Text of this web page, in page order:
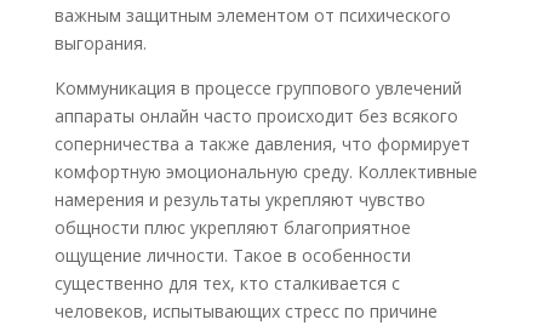
важным защитным элементом от психического
выгорания.
Коммуникация в процессе группового увлечений
аппараты онлайн часто происходит без всякого
соперничества а также давления, что формирует
комфортную эмоциональную среду. Коллективные
намерения и результаты укрепляют чувство
общности плюс укрепляют благоприятное
ощущение личности. Такое в особенности
существенно для тех, кто сталкивается с
человеков, испытывающих стресс по причине